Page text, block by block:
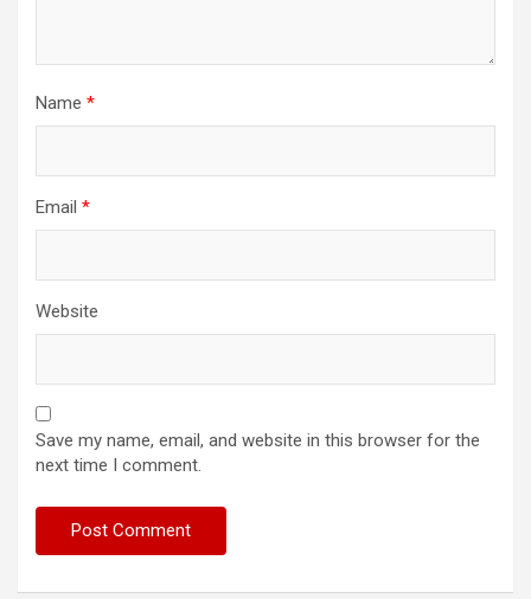
Name *
Email *
Website
Save my name, email, and website in this browser for the
next time I comment.